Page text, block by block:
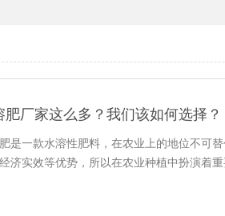
肥厂家这么多？我们该如何选择？
是一款水溶性肥料，在农业上的地位不可
济实效等优势，所以在农业种植中扮演着重